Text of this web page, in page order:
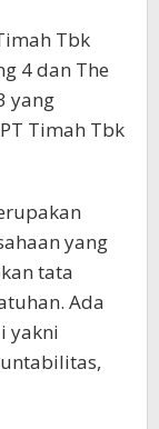
Tbk
4 dan The
yang
Timah Tbk
yang
tata
Ada
yakni